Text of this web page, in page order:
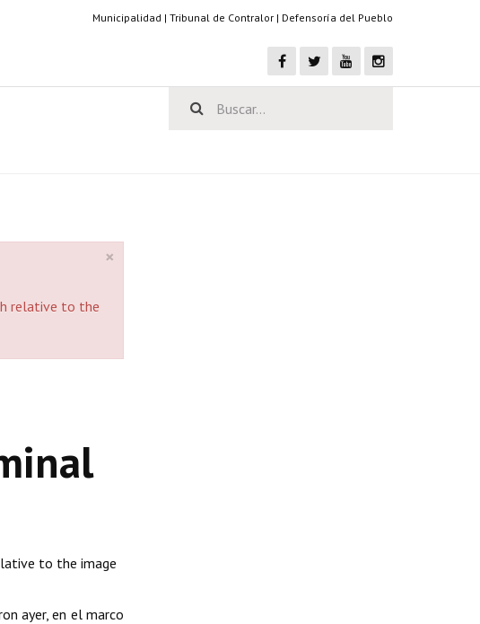
Municipalidad | Tribunal de Contralor | Defensoría del Pueblo
×
relative to the
to the image
ayer, en el marco